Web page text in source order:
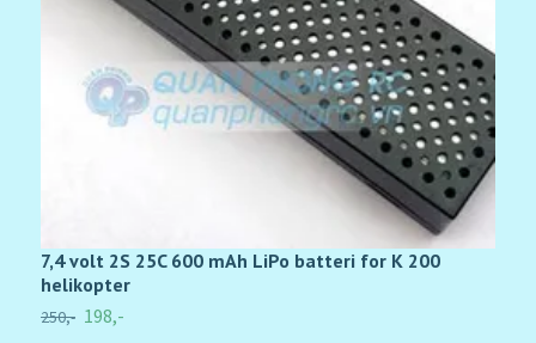
7,4 volt 2S 25C 600 mAh LiPo batteri for K 200
helikopter
250,- 198,-